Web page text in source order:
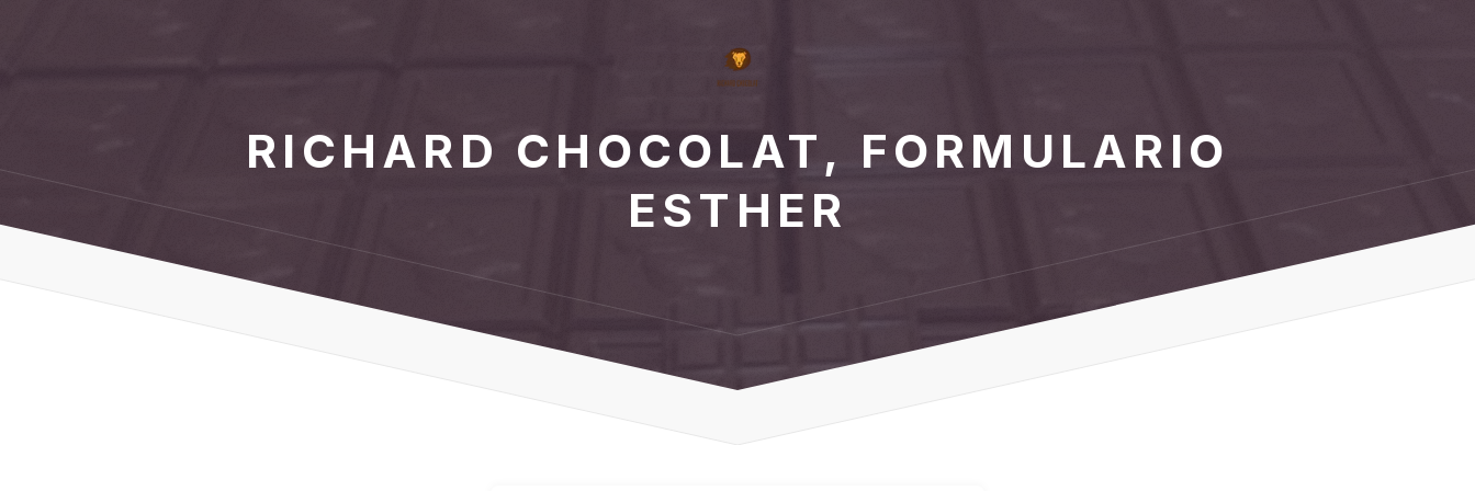
RICHARD CHOCOLAT, FORMULARIO
ESTHER